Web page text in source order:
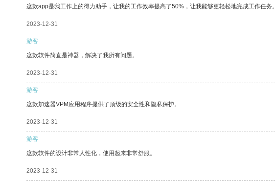
这款app是我工作上的得力助手，让我的工作效率提高了50%，让我能够更轻松地完成工作任务。
2023-12-31
游客
这款软件简直是神器，解决了我所有问题。
2023-12-31
游客
这款加速器VPM应用程序提供了顶级的安全性和隐私保护。
2023-12-31
游客
这款软件的设计非常人性化，使用起来非常舒服。
2023-12-31